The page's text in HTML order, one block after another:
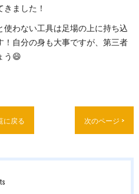
ました！
わない工具は足場の上に持ち込
！自分の身も大事ですが、第三者
う😄
に戻る 次のページ >